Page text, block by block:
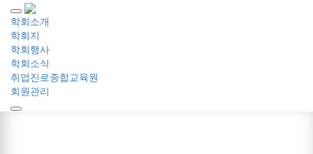
학회소개
학회지
학회행사
학회소식
취업진로종합교육원
회원관리